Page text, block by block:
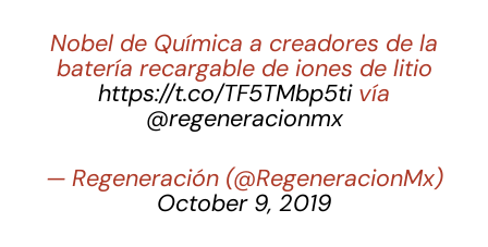
Nobel de Química a creadores de la
batería recargable de iones de litio
https://t.co/TF5TMbp5tivía
@regeneracionmx
— Regeneración (@RegeneracionMx)
October 9, 2019